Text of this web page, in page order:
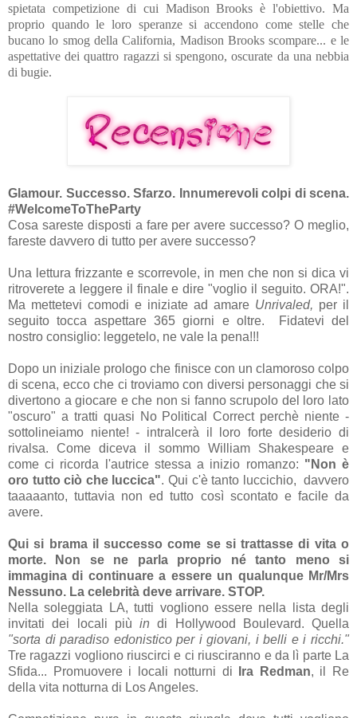
spietata competizione di cui Madison Brooks è l'obiettivo. Ma
proprio quando le loro speranze si accendono come stelle che
bucano lo smog della California, Madison Brooks scompare... e le
aspettative dei quattro ragazzi si spengono, oscurate da una nebbia
di bugie.
Glamour. Successo. Sfarzo. Innumerevoli colpi di scena.
#WelcomeToTheParty
Cosa sareste disposti a fare per avere successo? O meglio,
fareste davvero di tutto per avere successo?
Una lettura frizzante e scorrevole, in men che non si dica vi
ritroverete a leggere il finale e dire "voglio il seguito. ORA!".
Ma mettetevi comodi e iniziate ad amare Unrivaled, per il
seguito tocca aspettare 365 giorni e oltre. Fidatevi del
nostro consiglio: leggetelo, ne vale la pena!!!
Dopo un iniziale prologo che finisce con un clamoroso colpo
di scena, ecco che ci troviamo con diversi personaggi che si
divertono a giocare e che non si fanno scrupolo del loro lato
"oscuro" a tratti quasi No Political Correct perchè niente -
sottolineiamo niente! - intralcerà il loro forte desiderio di
rivalsa. Come diceva il sommo William Shakespeare e
come ci ricorda l'autrice stessa a inizio romanzo: "Non è
oro tutto ciò che luccica". Qui c'è tanto luccichio, davvero
taaaaanto, tuttavia non ed tutto così scontato e facile da
avere.
Qui si brama il successo come se si trattasse di vita o
morte. Non se ne parla proprio né tanto meno si
immagina di continuare a essere un qualunque Mr/Mrs
Nessuno. La celebrità deve arrivare. STOP.
Nella soleggiata LA, tutti vogliono essere nella lista degli
invitati dei locali più indi Hollywood Boulevard. Quella
"sorta di paradiso edonistico per i giovani, i belli ei ricchi."
Tre ragazzi vogliono riuscirci e ci riusciranno e da lì parte La
Sfida... Promuovere i locali notturni di
Ira Redman, il Re
della vita notturna di Los Angeles.